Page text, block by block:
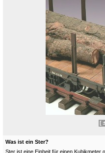
[
Was ist ein Ster?
Ster ist eine Einheit für einen Kubikmeter